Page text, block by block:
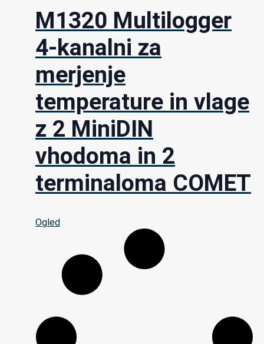
M1320 Multilogger
4-kanalni za
merjenje
temperature in vlage
z 2 MiniDIN
vhodoma in 2
terminaloma COMET
Ogled